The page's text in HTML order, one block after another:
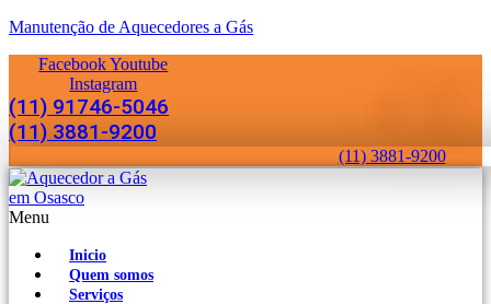
Manutenção de Aquecedores a Gás
FacebookYoutube
Instagram
(11) 91746-5046
(11) 3881-9200
(11) 3881-9200
Menu
Inicio
Quem somos
Serviços